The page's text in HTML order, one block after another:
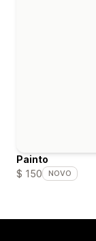
Painto
$ 150
NOVO